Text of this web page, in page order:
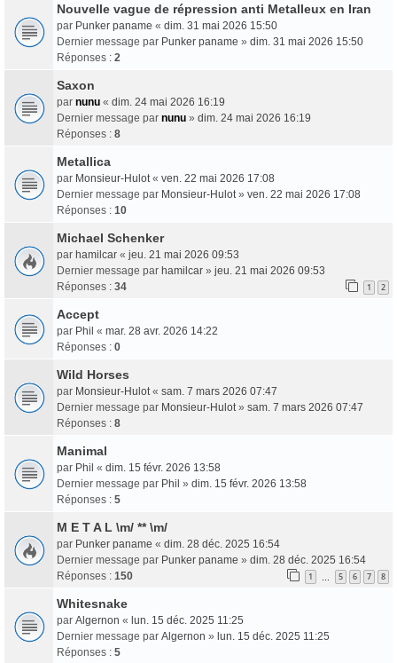
Nouvelle vague de répression anti Metalleux en Iran
par Punker paname « dim. 31 mai 2026 15:50
Dernier message par Punker paname » dim. 31 mai 2026 15:50
Réponses : 2
Saxon
par nunu « dim. 24 mai 2026 16:19
Dernier message par nunu » dim. 24 mai 2026 16:19
Réponses : 8
Metallica
par Monsieur-Hulot « ven. 22 mai 2026 17:08
Dernier message par Monsieur-Hulot » ven. 22 mai 2026 17:08
Réponses : 10
Michael Schenker
par hamilcar « jeu. 21 mai 2026 09:53
Dernier message par hamilcar » jeu. 21 mai 2026 09:53
Réponses : 34 1 2
Accept
par Phil « mar. 28 avr. 2026 14:22
Réponses : 0
Wild Horses
par Monsieur-Hulot « sam. 7 mars 2026 07:47
Dernier message par Monsieur-Hulot » sam. 7 mars 2026 07:47
Réponses : 8
Manimal
par Phil « dim. 15 févr. 2026 13:58
Dernier message par Phil » dim. 15 févr. 2026 13:58
Réponses : 5
M E T A L \m/ ** \m/
par Punker paname « dim. 28 déc. 2025 16:54
Dernier message par Punker paname » dim. 28 déc. 2025 16:54
Réponses : 150 1 5 6 7 8
Whitesnake
par Algernon « lun. 15 déc. 2025 11:25
Dernier message par Algernon » lun. 15 déc. 2025 11:25
Réponses : 5